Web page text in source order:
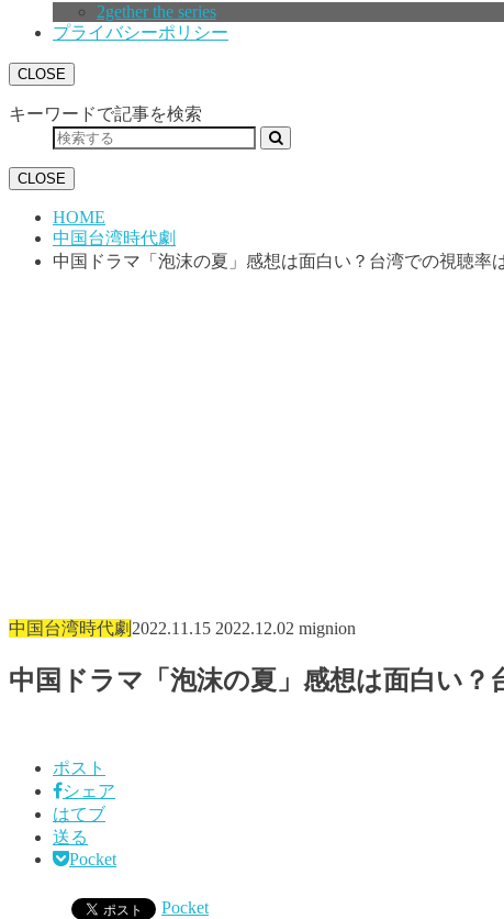
2gether the series
プライバシーポリシー
CLOSE
キーワードで記事を検索
CLOSE
HOME
中国台湾時代劇
中国ドラマ「泡沫の夏」感想は面白い？台湾での視聴率
中国台湾時代劇 2022.11.15 2022.12.02 mignion
中国ドラマ「泡沫の夏」感想は面白い？
ポスト
シェア
はてブ
送る
Pocket
Pocket